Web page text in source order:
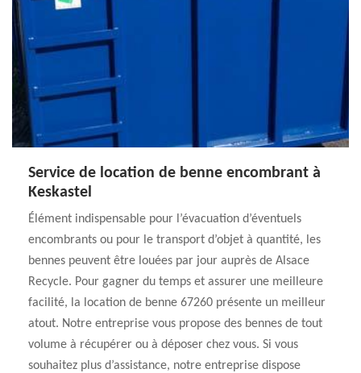
Service de location de benne encombrant à
Keskastel
Élément indispensable pour l’évacuation d’éventuels
encombrants ou pour le transport d’objet à quantité, les
bennes peuvent être louées par jour auprès de Alsace
Recycle. Pour gagner du temps et assurer une meilleure
facilité, la location de benne 67260 présente un meilleur
atout. Notre entreprise vous propose des bennes de tout
volume à récupérer ou à déposer chez vous. Si vous
souhaitez plus d’assistance, notre entreprise dispose